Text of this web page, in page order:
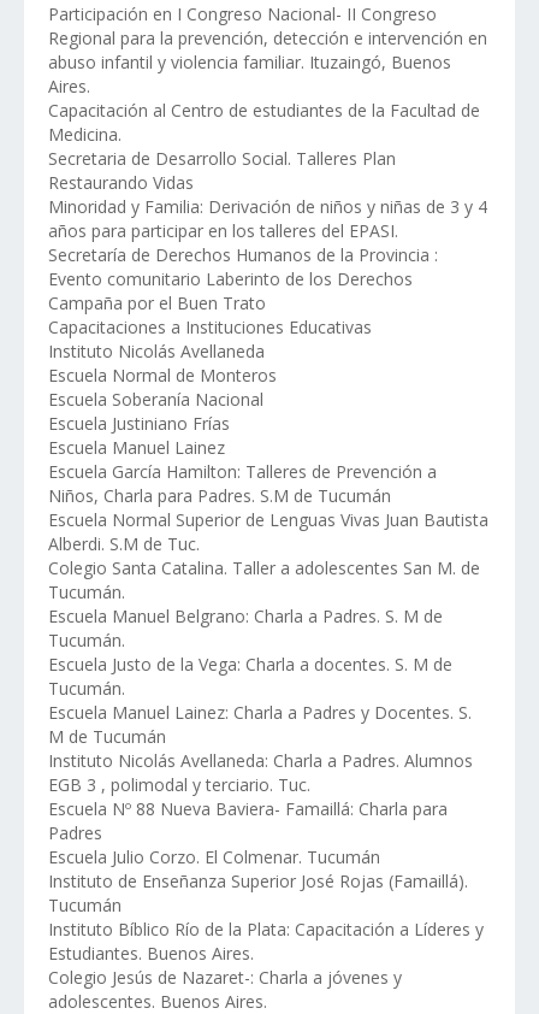
Participación en I Congreso Nacional- II Congreso
Regional para la prevención, detección e intervención en
abuso infantil y violencia familiar. Ituzaingó, Buenos
Aires.
Capacitación al Centro de estudiantes de la Facultad de
Medicina.
Secretaria de Desarrollo Social. Talleres Plan
Restaurando Vidas
Minoridad y Familia: Derivación de niños y niñas de 3 y 4
años para participar en los talleres del EPASI.
Secretaría de Derechos Humanos de la Provincia :
Evento comunitario Laberinto de los Derechos
Campaña por el Buen Trato
Capacitaciones a Instituciones Educativas
Instituto Nicolás Avellaneda
Escuela Normal de Monteros
Escuela Soberanía Nacional
Escuela Justiniano Frías
Escuela Manuel Lainez
Escuela García Hamilton: Talleres de Prevención a
Niños, Charla para Padres. S.M de Tucumán
Escuela Normal Superior de Lenguas Vivas Juan Bautista
Alberdi. S.M de Tuc.
Colegio Santa Catalina. Taller a adolescentes San M. de
Tucumán.
Escuela Manuel Belgrano: Charla a Padres. S. M de
Tucumán.
Escuela Justo de la Vega: Charla a docentes. S. M de
Tucumán.
Escuela Manuel Lainez: Charla a Padres y Docentes. S.
M de Tucumán
Instituto Nicolás Avellaneda: Charla a Padres. Alumnos
EGB 3 , polimodal y terciario. Tuc.
Escuela Nº 88 Nueva Baviera- Famaillá: Charla para
Padres
Escuela Julio Corzo. El Colmenar. Tucumán
Instituto de Enseñanza Superior José Rojas (Famaillá).
Tucumán
Instituto Bíblico Río de la Plata: Capacitación a Líderes y
Estudiantes. Buenos Aires.
Colegio Jesús de Nazaret-: Charla a jóvenes y
adolescentes. Buenos Aires.